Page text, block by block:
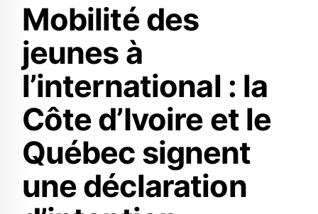
Mobilité des
jeunes à
l’international : la
Côte d’Ivoire et le
Québec signent
une déclaration